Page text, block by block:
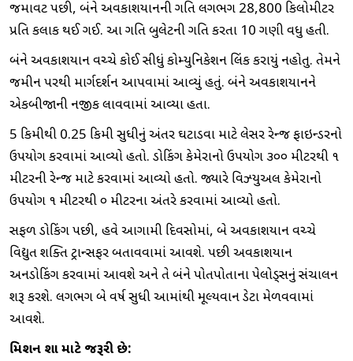
જમાવટ પછી, બંને અવકાશયાનની ગતિ લગભગ 28,800 કિલોમીટર
પ્રતિ કલાક થઈ ગઈ. આ ગતિ બુલેટની ગતિ કરતા 10 ગણી વધુ હતી.
બંને અવકાશયાન વચ્ચે કોઈ સીધું કોમ્યુનિકેશન લિંક કરાયું નહોતુ. તેમને
જમીન પરથી માર્ગદર્શન આપવામાં આવ્યું હતું. બંને અવકાશયાનને
એકબીજાની નજીક લાવવામાં આવ્યા હતા.
5 કિમીથી 0.25 કિમી સુધીનું અંતર ઘટાડવા માટે લેસર રેન્જ ફાઇન્ડરનો
ઉપયોગ કરવામાં આવ્યો હતો. ડોકિંગ કેમેરાનો ઉપયોગ ૩૦૦ મીટરથી ૧
મીટરની રેન્જ માટે કરવામાં આવ્યો હતો. જ્યારે વિઝ્યુઅલ કેમેરાનો
ઉપયોગ ૧ મીટરથી ૦ મીટરના અંતરે કરવામાં આવ્યો હતો.
સફળ ડોકિંગ પછી, હવે આગામી દિવસોમાં, બે અવકાશયાન વચ્ચે
વિદ્યુત શક્તિ ટ્રાન્સફર બતાવવામાં આવશે. પછી અવકાશયાન
અનડોકિંગ કરવામાં આવશે અને તે બંને પોતપોતાના પેલોડ્સનું સંચાલન
શરૂ કરશે. લગભગ બે વર્ષ સુધી આમાંથી મૂલ્યવાન ડેટા મેળવવામાં
આવશે.
મિશન શા માટે જરૂરી છે: